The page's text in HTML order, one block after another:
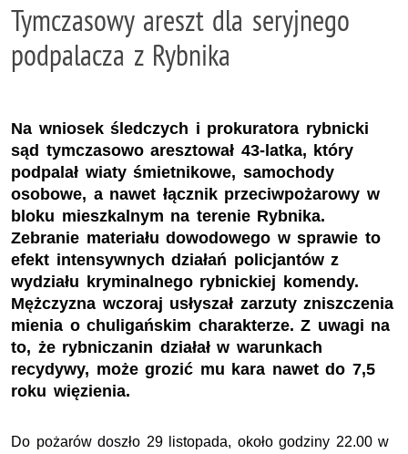
Tymczasowy areszt dla seryjnego
podpalacza z Rybnika
Na wniosek śledczych i prokuratora rybnicki
sąd tymczasowo aresztował 43-latka, który
podpalał wiaty śmietnikowe, samochody
osobowe, a nawet łącznik przeciwpożarowy w
bloku mieszkalnym na terenie Rybnika.
Zebranie materiału dowodowego w sprawie to
efekt intensywnych działań policjantów z
wydziału kryminalnego rybnickiej komendy.
Mężczyzna wczoraj usłyszał zarzuty zniszczenia
mienia o chuligańskim charakterze. Z uwagi na
to, że rybniczanin działał w warunkach
recydywy, może grozić mu kara nawet do 7,5
roku więzienia.
Do pożarów doszło 29
listopada, około godziny 22.00 w